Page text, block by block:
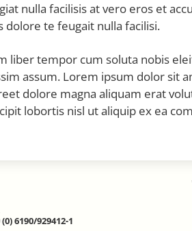
nulla facilisis at vero eros et
dolore te feugait nulla facilisi.
liber tempor cum soluta nobis
assum. Lorem ipsum dolor sit
dolore magna aliquam erat
lobortis nisl ut aliquip ex ea
(0) 6190/929412-1